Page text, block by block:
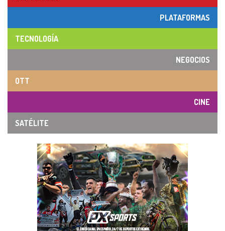
PLATAFORMAS
TECNOLOGÍA
NEGOCIOS
OTT
CINE
SATÉLITE